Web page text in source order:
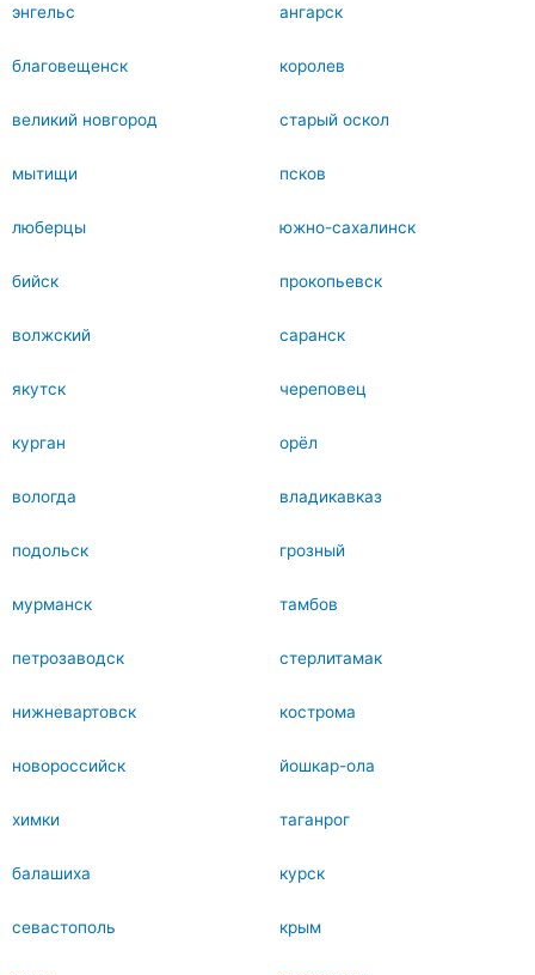
энгельс ангарск
благовещенск королев
великий новгород старый оскол
мытищи псков
люберцы южно-сахалинск
бийск прокопьевск
волжский саранск
якутск череповец
курган орёл
вологда владикавказ
подольск грозный
мурманск тамбов
петрозаводск стерлитамак
нижневартовск кострома
новороссийск йошкар-ола
химки таганрог
балашиха курск
севастополь крым